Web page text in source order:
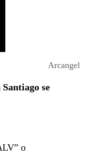
Arcangel
Santiago se
o